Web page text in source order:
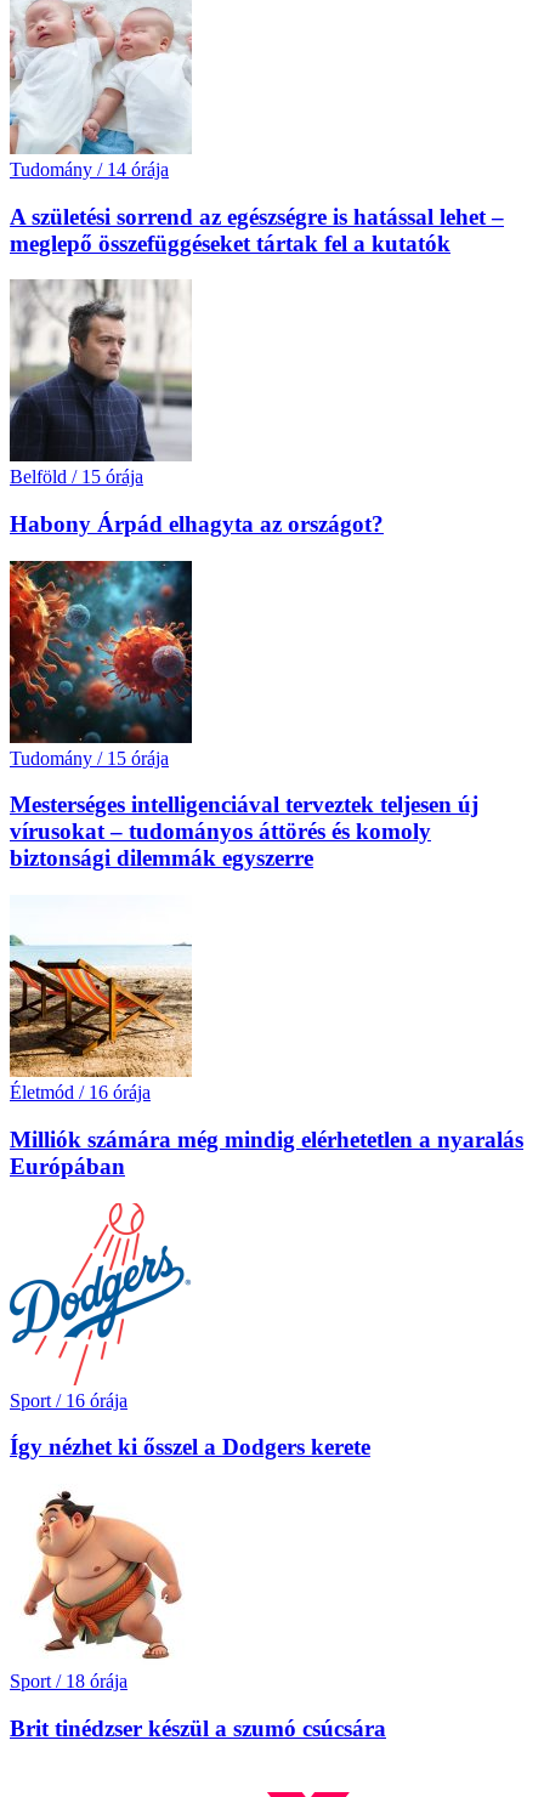
Tudomány / 14 órája
A születési sorrend az egészségre is hatással lehet –
meglepő összefüggéseket tártak fel a kutatók
Belföld / 15 órája
Habony Árpád elhagyta az országot?
Tudomány / 15 órája
Mesterséges intelligenciával terveztek teljesen új
vírusokat – tudományos áttörés és komoly
biztonsági dilemmák egyszerre
Életmód / 16 órája
Milliók számára még mindig elérhetetlen a nyaralás
Európában
Sport / 16 órája
Így nézhet ki ősszel a Dodgers kerete
Sport / 18 órája
Brit tinédzser készül a szumó csúcsára